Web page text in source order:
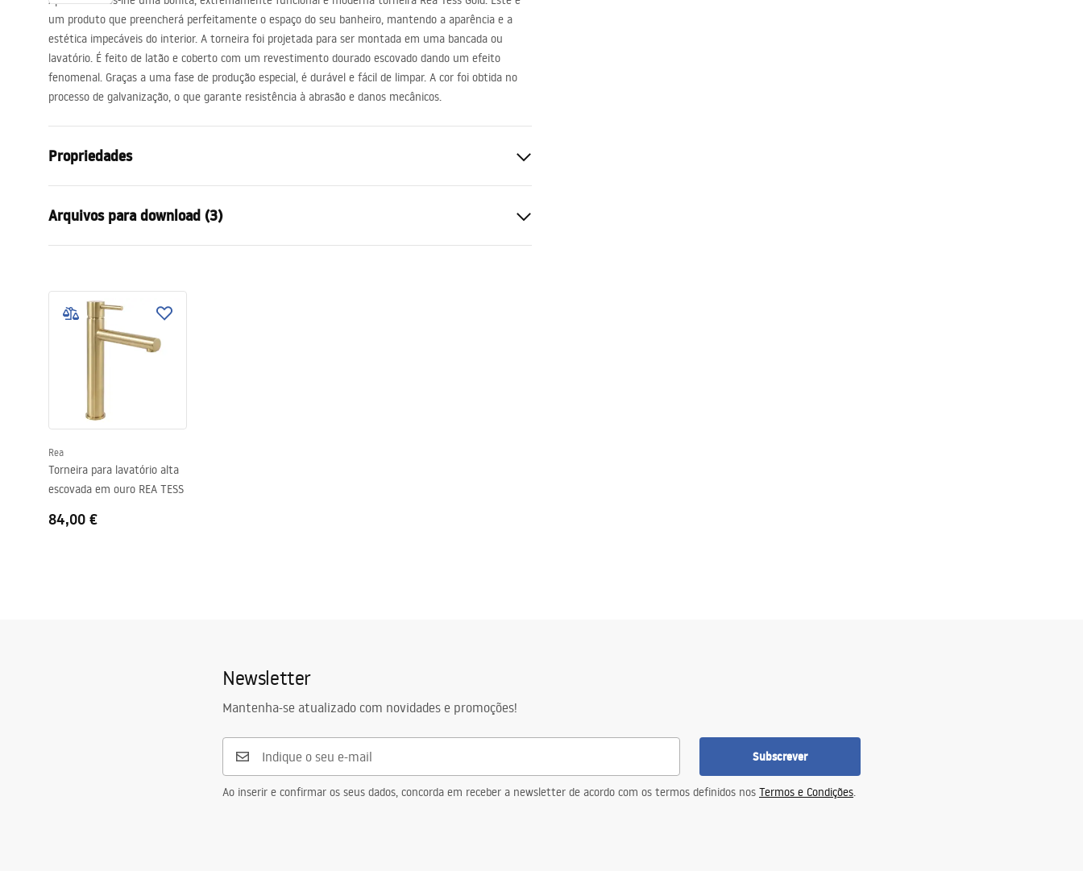
acessórios de casa de banho
um produto que preencherá perfeitamente o espaço do seu banheiro, mantendo a aparência e a
estética impecáveis ​​do interior. A torneira foi projetada para ser montada em uma bancada ou
lavatório. É feito de latão e coberto com um revestimento dourado escovado dando um efeito
fenomenal. Graças a uma fase de produção especial, é durável e fácil de limpar. A cor foi obtida no
processo de galvanização, o que garante resistência à abrasão e danos mecânicos.
Propriedades
Método de instalação
Cor
Ouro escovado
Materiais
Intervalo da goteira
Garantia
Arquivos para download (3)
Warranty_Terms_and_Conditions_
Faucets_-_5.pdf
Rea
Torneira para lavatório alta
escovada em ouro REA TESS
84,00 €
Newsletter
Mantenha-se atualizado com novidades e promoções!
Subscrever
Ao inserir e confirmar os seus dados, concorda em receber a newsletter de acordo com os termos definidos nos Termos e Condições.